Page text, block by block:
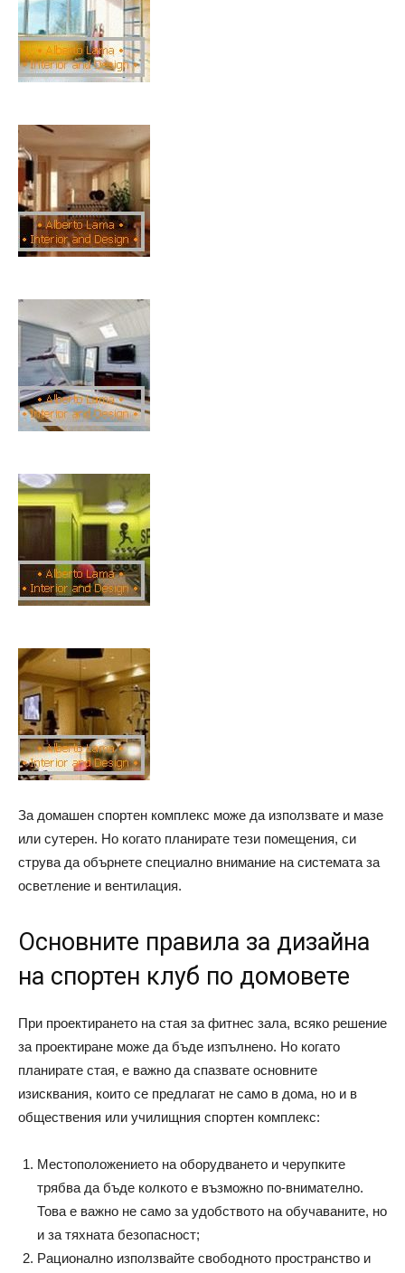
За домашен спортен комплекс може да използвате и мазе
или сутерен. Но когато планирате тези помещения, си
струва да обърнете специално внимание на системата за
осветление и вентилация.
Основните правила за дизайна
на спортен клуб по домовете
При проектирането на стая за фитнес зала, всяко решение
за проектиране може да бъде изпълнено. Но когато
планирате стая, е важно да спазвате основните
изисквания, които се предлагат не само в дома, но и в
обществения или училищния спортен комплекс:
Местоположението на оборудването и черупките
трябва да бъде колкото е възможно по-внимателно.
Това е важно не само за удобството на обучаваните, но
и за тяхната безопасност;
Рационално използвайте свободното пространство и